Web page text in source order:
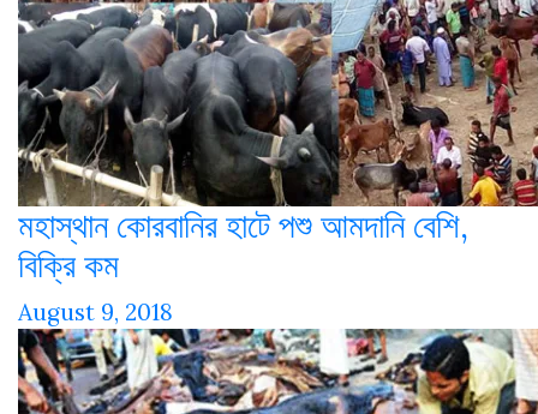
মহাস্থান কোরবানির হাটে পশু আমদানি বেশি,
বিক্রি কম
August 9, 2018